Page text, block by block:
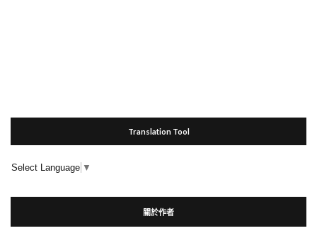
Translation Tool
Select Language ▼
關於作者